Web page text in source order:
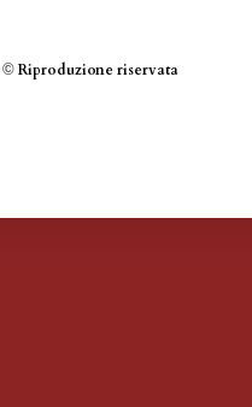
© Riproduzione riservata